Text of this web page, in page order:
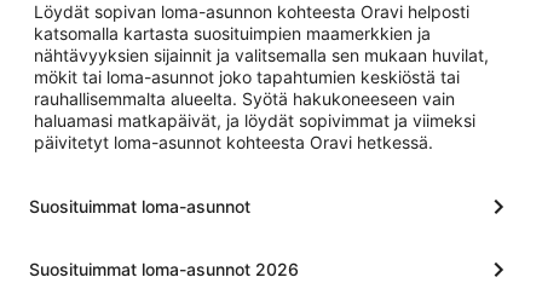
Löydät sopivan loma-asunnon kohteesta Oravi helposti
katsomalla kartasta suosituimpien maamerkkien ja
nähtävyyksien sijainnit ja valitsemalla sen mukaan huvilat,
mökit tai loma-asunnot joko tapahtumien keskiöstä tai
rauhallisemmalta alueelta. Syötä hakukoneeseen vain
haluamasi matkapäivät, ja löydät sopivimmat ja viimeksi
päivitetyt loma-asunnot kohteesta Oravi hetkessä.
Suosituimmat loma-asunnot
Suosituimmat loma-asunnot 2026